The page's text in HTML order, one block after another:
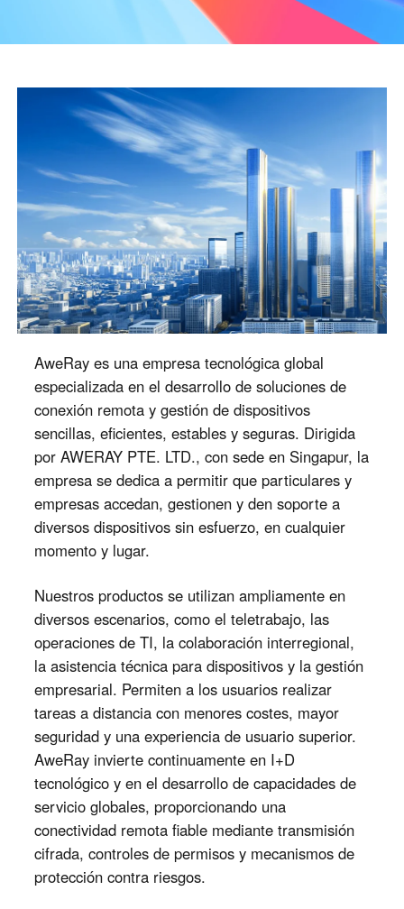
繁體中文 繁體中文
中國台灣 日本
日本語
한국 Malaysia
English
ประเทศไทย
ไทย
Việt Nam
Tiếng Việt
دولة الإمارات العربية المتحدة
English
Philippines Singapore
Indonesia
English
Қазақстан
Русский
Узбекистан
Русский
Кыргызстан
Русский
Europe
United Kingdom
English
España
Россия
Русский
Белару́сь
Русский
Україна
English
Deutschland
English
Belgien
English
North America
United States
English
Canada
English
México
Español
AweRay es una empresa tecnológica global
especializada en el desarrollo de soluciones de
conexión remota y gestión de dispositivos
sencillas, eficientes, estables y seguras. Dirigida
por AWERAY PTE. LTD., con sede en Singapur, la
empresa se dedica a permitir que particulares y
empresas accedan, gestionen y den soporte a
diversos dispositivos sin esfuerzo, en cualquier
momento y lugar.
Nuestros productos se utilizan ampliamente en
diversos escenarios, como el teletrabajo, las
operaciones de TI, la colaboración interregional,
la asistencia técnica para dispositivos y la gestión
empresarial. Permiten a los usuarios realizar
tareas a distancia con menores costes, mayor
seguridad y una experiencia de usuario superior.
AweRay invierte continuamente en I+D
tecnológico y en el desarrollo de capacidades de
servicio globales, proporcionando una
conectividad remota fiable mediante transmisión
cifrada, controles de permisos y mecanismos de
protección contra riesgos.